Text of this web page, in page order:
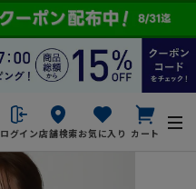
ログイン店舗検索お気に入り カート